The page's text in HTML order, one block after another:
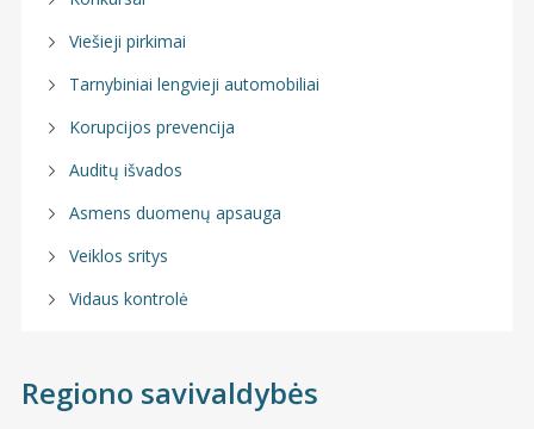
Viešieji pirkimai
Tarnybiniai lengvieji automobiliai
Korupcijos prevencija
Auditų išvados
Asmens duomenų apsauga
Veiklos sritys
Vidaus kontrolė
Regiono savivaldybės